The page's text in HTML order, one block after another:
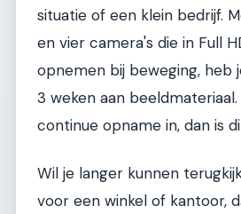
situatie of een klein bedrijf.
en vier camera's die in Full
opnemen bij beweging, heb
3 weken aan beeldmateriaal.
continue opname in, dan is
Wil je langer kunnen
voor een winkel of kantoor,